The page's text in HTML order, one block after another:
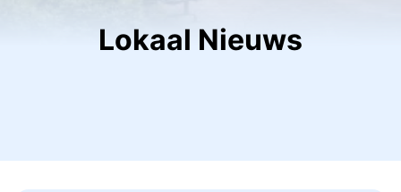
Lokaal Nieuws